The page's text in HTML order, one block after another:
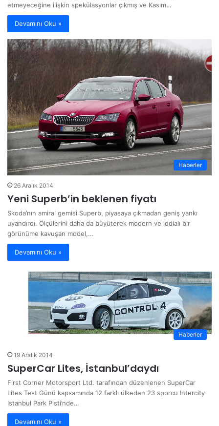
etmeyeceğine ilişkin spekülasyonlar çıkmış ve Kasım…
Devamını Oku »
Haberler
26 Aralık 2014
Yeni Superb’in beklenen fiyatı
Skoda’nın amiral gemisi Superb, piyasaya çıkmadan geniş yankı
uyandırdı. Ölçülerini daha da büyüterek modern ve iddialı bir
görünüme kavuşan model,…
Devamını Oku »
Haberler
19 Aralık 2014
SuperCar Lites, İstanbul’daydı
First Corner Motorsport Ltd. tarafından düzenlenen SuperCar
Lites Test Günü kapsamında 12 farklı ülkeden 23 sporcu Intercity
Istanbul Park Pisti’nde…
Devamını Oku »